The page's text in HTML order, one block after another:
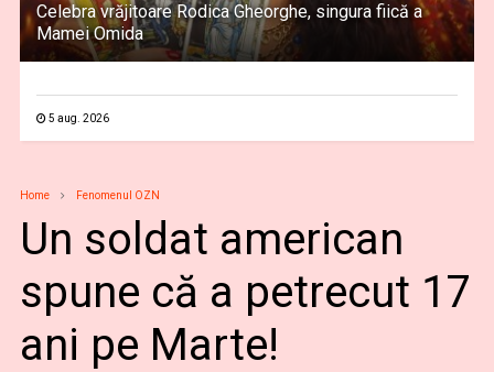
Celebra vrăjitoare Rodica Gheorghe, singura fiică a
Mamei Omida
5 aug. 2026
Home Fenomenul OZN
Un soldat american
spune că a petrecut 17
ani pe Marte!